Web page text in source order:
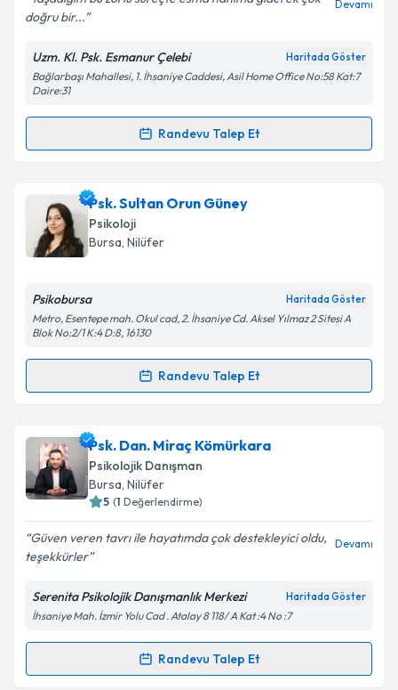
Kişisel verilerimin işlenmesine ilişkinAydınlatma
kapsamda işlenmesini kabul ediyorum.
doğru bir...
Devamı
Uzm. Kl. Psk. Esmanur Çelebi Haritada Göster
Bağlarbaşı Mahallesi, 1. İhsaniye Caddesi, Asil Home Office No:58 Kat:7
Daire:31
Randevu Talep Et
Randevu Takvimi Talebi
Klinik Psikolog Esmanur Çelebi
takvimi talebi oluşturun. Size bu uzmandan randevu
almanız için bir takvim hazırlandığında e-posta ile
bilgilendireceğiz.
Kişisel verilerimin işlenmesine ilişkin
Metni'ni okudum ve kişisel verilerimin belirtilen
Takvim Talebini Gönder
Psk. Sultan Orun Güney
Psikoloji
Bursa, Nilüfer
Psikobursa Haritada Göster
Metro, Esentepe mah. Okul cad, 2. İhsaniye Cd. Aksel Yılmaz 2 Sitesi A
Blok No:2/1 K:4 D:8, 16130
Randevu Talep Et
Randevu Takvimi Talebi
Psk. Sultan Orun Güneyiçin randevu takvimi talebi
oluşturun. Size bu uzmandan randevu almanız için bir
takvim hazırlandığında e-posta ile bilgilendireceğiz.
Kişisel verilerimin işlenmesine ilişkin
Aydınlatma
Metni'ni okudum ve kişisel verilerimin belirtilen
kapsamda işlenmesini kabul ediyorum.
Psk. Dan. Miraç Kömürkara
Psikolojik Danışman
Bursa, Nilüfer
5 (1 Değerlendirme)
Güven veren tavrı ile hayatımda çok destekleyici oldu,
teşekkürler
Devamı
Serenita Psikolojik Danışmanlık Merkezi Haritada Göster
İhsaniye Mah. İzmir Yolu Cad . Atalay 8 118/ A Kat :4 No :7
Randevu Talep Et
Randevu Takvimi Talebi